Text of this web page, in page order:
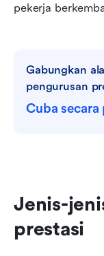
pekerja
Gabungkan
pengurusan
Cuba secara
Jenis-
prestasi